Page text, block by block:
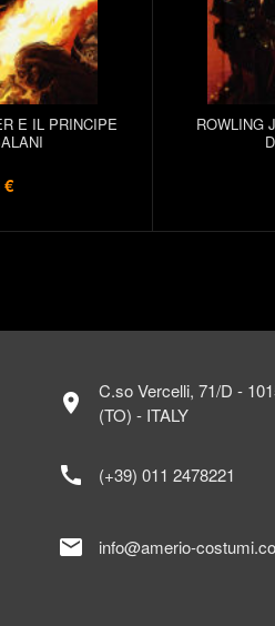
E IL PRINCIPE
€
ROWLING
location_on
C.so Vercelli, 71/D -
(TO) - ITALY
call (+39) 011 2478221
mail info@amerio-